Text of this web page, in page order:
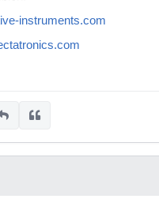
instruments.com